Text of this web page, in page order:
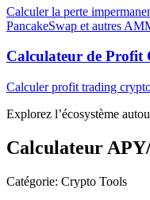
Calculer la perte
PancakeSwap et autres
Calculateur de Profit
Calculer profit trading
Explorez l’écosystème
Calculateur
Catégorie: Crypto Tools